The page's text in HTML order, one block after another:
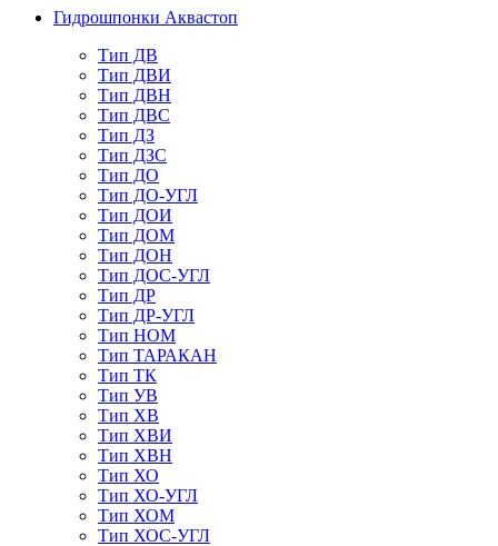
Гидрошпонки Аквастоп
Тип ДВ
Тип ДВИ
Тип ДВН
Тип ДВС
Тип ДЗ
Тип ДЗС
Тип ДО
Тип ДО-УГЛ
Тип ДОИ
Тип ДОМ
Тип ДОН
Тип ДОС-УГЛ
Тип ДР
Тип ДР-УГЛ
Тип НОМ
Тип ТАРАКАН
Тип ТК
Тип УВ
Тип ХВ
Тип ХВИ
Тип ХВН
Тип ХО
Тип ХО-УГЛ
Тип ХОМ
Тип ХОС-УГЛ